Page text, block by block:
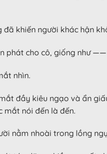
khiến người khác hận
phát cho cô, giống như ——
nhìn.
đầy kiêu ngạo và ẩn
mắt nói đến là đến.
nằm nhoài trong lồng